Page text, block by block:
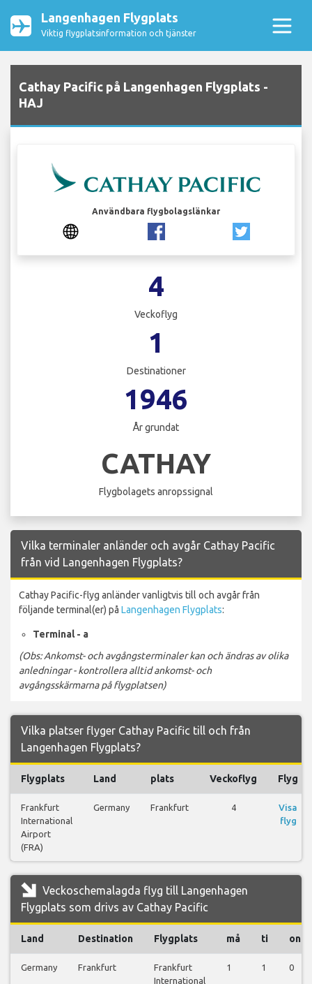
Langenhagen Flygplats
Viktig flygplatsinformation och tjänster
Cathay Pacific på Langenhagen Flygplats -
HAJ
Användbara flygbolagslänkar
4
Veckoflyg
1
Destinationer
1946
År grundat
CATHAY
Flygbolagets anropssignal
Vilka terminaler anländer och avgår Cathay Pacific
från vid Langenhagen Flygplats?
Cathay Pacific-flyg anländer vanligtvis till och avgår från
följande terminal(er) på Langenhagen Flygplats:
Terminal - a
(Obs: Ankomst- och avgångsterminaler kan och ändras av olika
anledningar - kontrollera alltid ankomst- och
avgångsskärmarna på flygplatsen)
Vilka platser flyger Cathay Pacific till och från
Langenhagen Flygplats?
Flygplats Land plats Veckoflyg Flyg
Frankfurt
International
Airport
(FRA)
Germany Frankfurt 4
Visa
flyg
Veckoschemalagda flyg till Langenhagen
Flygplats som drivs av Cathay Pacific
Land Destination Flygplats må ti on
Germany Frankfurt
Frankfurt
International
1 1 0